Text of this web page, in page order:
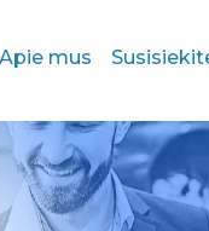
Apie mus